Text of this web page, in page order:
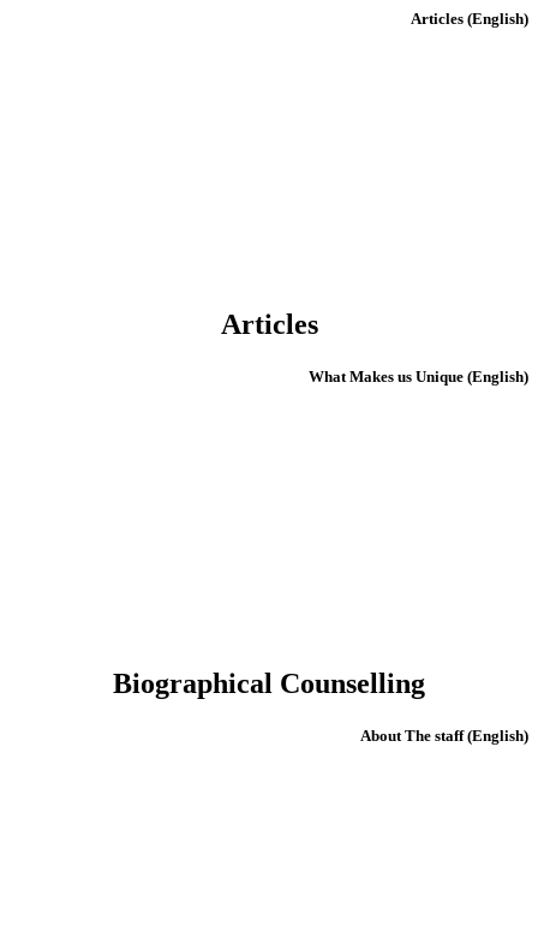
(English) Articles
Articles
(English) What Makes us Unique
Biographical Counselling
(English) About The staff